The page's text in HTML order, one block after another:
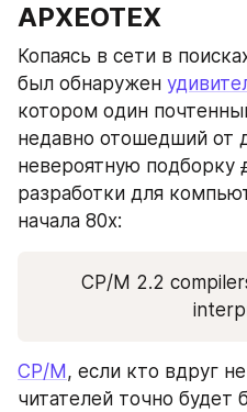
АРХЕОТЕХ
Копаясь в сети в
был обнаружен
котором один
недавно отошедший от
невероятную подборку
разработки для
начала 80х:
CP/M 2.2
CP/M , если кто вдруг
читателей точно будет